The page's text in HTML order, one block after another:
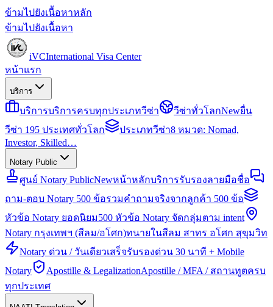
ข้ามไปยังเนื้อหาหลัก
ข้ามไปยังเนื้อหา
iVCInternational Visa Center
หน้าแรก
บริการ
บริการบริการครบทุกประเภทวีซ่า วีซ่าทั่วโลกNewยื่น
วีซ่า 195 ประเทศทั่วโลก
ประเภทวีซ่า8 หมวด: Nomad,
Investor, Skilled…
Notary Public
ศูนย์ Notary PublicNewหน้าหลักบริการรับรองลายมือชื่อ
ถาม-ตอบ Notary 500 ข้อรวมคำถามจริงจากลูกค้า 500 ข้อ
หัวข้อ Notary ยอดนิยม500 หัวข้อ Notary จัดกลุ่มตาม intent
Notary กรุงเทพฯ (สีลม/อโศก)ทนายในสีลม สาทร อโศก สุขุมวิท
Notary ด่วน / วันเดียวเสร็จรับรองด่วน 30 นาที + Mobile
Notary
Apostille & LegalizationApostille / MFA / สถานทูตครบ
ทุกประเทศ